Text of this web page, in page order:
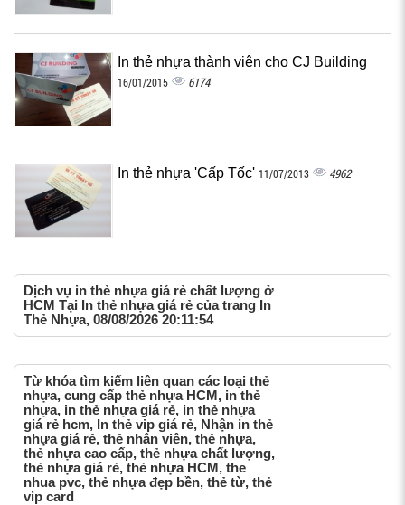
In thẻ nhựa thành viên cho CJ Building
16/01/2015 6174
In thẻ nhựa 'Cấp Tốc' 11/07/2013 4962
Dịch vụ in thẻ nhựa giá rẻ chất lượng ở
HCM Tại In thẻ nhựa giá rẻ của trang In
Thẻ Nhựa, 08/08/2026 20:11:54
Từ khóa tìm kiếm liên quan các loại thẻ
nhựa, cung cấp thẻ nhựa HCM, in thẻ
nhựa, in thẻ nhựa giá rẻ, in thẻ nhựa
giá rẻ hcm, In thẻ vip giá rẻ, Nhận in thẻ
nhựa giá rẻ, thẻ nhân viên, thẻ nhựa,
thẻ nhựa cao cấp, thẻ nhựa chất lượng,
thẻ nhựa giá rẻ, thẻ nhựa HCM, the
nhua pvc, thẻ nhựa đẹp bền, thẻ từ, thẻ
vip card